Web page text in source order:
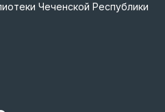
Чеченской Республики